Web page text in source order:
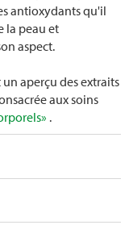
antioxydants qu'il
la peau et
aspect.
aperçu des extraits
aux soins
.